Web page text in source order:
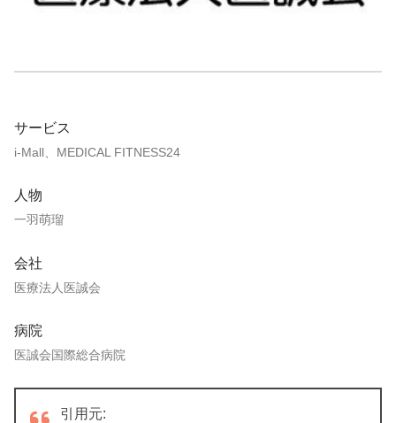
サービス
i-Mall、MEDICAL FITNESS24
人物
一羽萌瑠
会社
医療法人医誠会
病院
医誠会国際総合病院
引用元: